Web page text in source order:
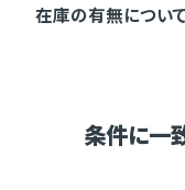
在庫の有無につい
条件に一